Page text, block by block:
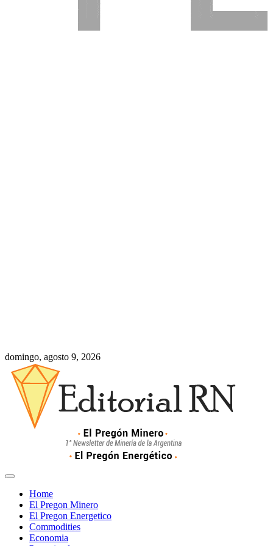
domingo, agosto 9, 2026
Home
El Pregon Minero
El Pregon Energetico
Commodities
Economia